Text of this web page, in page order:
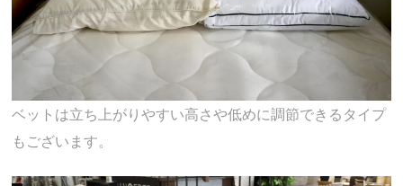
ベットは立ち上がりやすい高さや低めに調節できるタイプ
もございます。